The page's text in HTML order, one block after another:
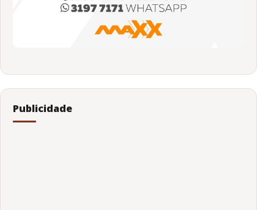
Publicidade